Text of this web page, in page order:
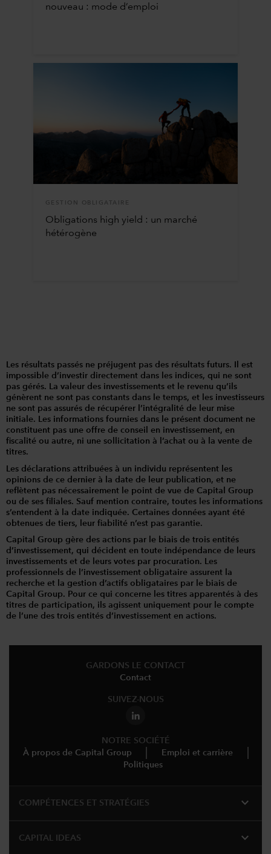
nouveau : mode d’emploi
GESTION OBLIGATAIRE
Obligations high yield : un marché
hétérogène
Les résultats passés ne préjugent pas des résultats futurs. Il est
impossible d’investir directement dans les indices, qui ne sont
pas gérés. La valeur des investissements et le revenu qu’ils
génèrent ne sont pas constants dans le temps, et les investisseurs
ne sont pas assurés de récupérer l’intégralité de leur mise
initiale. Les informations fournies dans le présent document ne
constituent pas une offre de conseil en investissement, en
fiscalité ou autre, ni une sollicitation à l’achat ou à la vente de
titres.
Les déclarations attribuées à un individu représentent les
opinions de ce dernier à la date de leur publication, et ne
reflètent pas nécessairement le point de vue de Capital Group
ou de ses filiales. Sauf mention contraire, toutes les informations
s’entendent à la date indiquée. Certaines données ayant été
obtenues de tiers, leur fiabilité n’est pas garantie.
Capital Group gère des actions par le biais de trois entités
d’investissement, qui décident en toute indépendance de leurs
investissements et de leurs votes par procuration. Les
professionnels de l’investissement obligataire assurent la
recherche et la gestion d’actifs obligataires par le biais de
Capital Group. Pour ce qui concerne les titres apparentés à des
titres de participation, ils agissent uniquement pour le compte
de l’une des trois entités d’investissement en actions.
GARDONS LE CONTACT
Contact
SUIVEZ-NOUS
NOTRE SOCIÉTÉ
À propos de Capital Group
Emploi et carrière
Politiques
COMPÉTENCES ET STRATÉGIES expand_more
CAPITAL IDEAS expand_more